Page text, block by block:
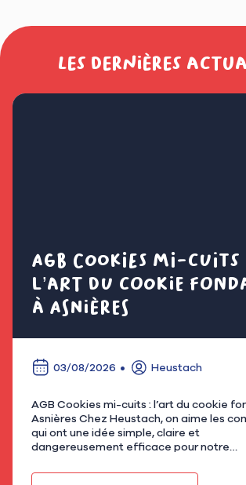
Les dernières
AGB Cookies mi-cuits
l’art du cookie
à Asnières
03/08/2026 Heustach
AGB Cookies mi-cuits : l’art du cookie
Asnières Chez Heustach, on aime les commerces
qui ont une idée simple, claire et
dangereusement efficace pour notre
installé au 21 rue de Bretagne à As…